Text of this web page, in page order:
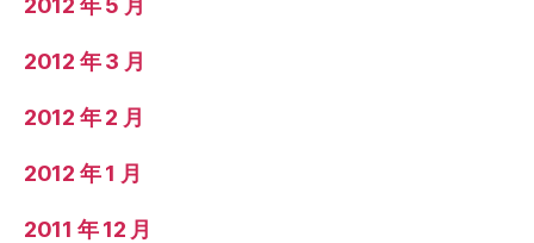
2012 年 3 月
2012 年 2 月
2012 年 1 月
2011 年 12 月